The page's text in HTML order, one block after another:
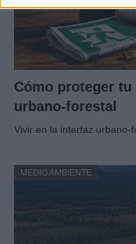
Cómo proteger
urbano-forestal
Vivir en la interfaz urbano-
MEDIO AMBIENTE